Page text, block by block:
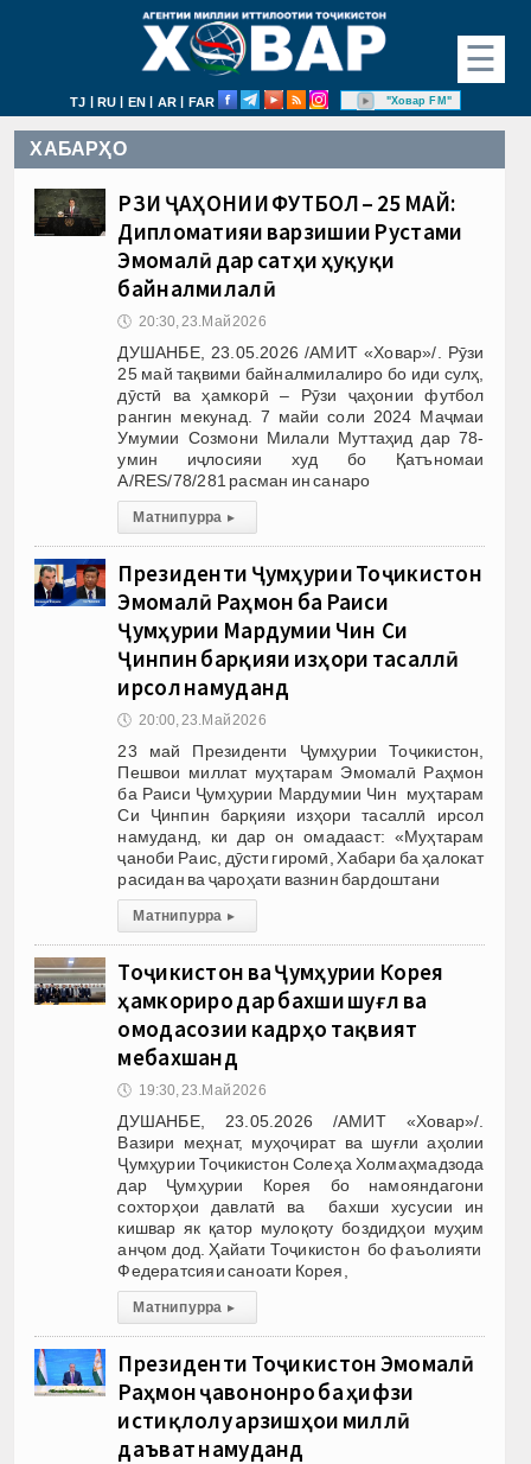
☰
TJ | RU | EN | AR | FAR "Ховар FM"
ХАБАРҲО
РӮЗИ ҶАҲОНИИ ФУТБОЛ – 25 МАЙ:
Дипломатияи варзишии Рустами
Эмомалӣ дар сатҳи ҳуқуқи
байналмилалӣ
🕔 20:30, 23.Май 2026
ДУШАНБЕ, 23.05.2026 /АМИТ «Ховар»/. Рӯзи
25 май тақвими байналмилалиро бо иди сулҳ,
дӯстӣ ва ҳамкорӣ – Рӯзи ҷаҳонии футбол
рангин мекунад. 7 майи соли 2024 Маҷмаи
Умумии Созмони Милали Муттаҳид дар 78-
умин иҷлосияи худ бо Қатъномаи
A/RES/78/281 расман ин санаро
Матни пурра ▸
Президенти Ҷумҳурии Тоҷикистон
Эмомалӣ Раҳмон ба Раиси
Ҷумҳурии Мардумии Чин Си
Ҷинпин барқияи изҳори тасаллӣ
ирсол намуданд
🕔 20:00, 23.Май 2026
23 май Президенти Ҷумҳурии Тоҷикистон,
Пешвои миллат муҳтарам Эмомалӣ Раҳмон
ба Раиси Ҷумҳурии Мардумии Чин муҳтарам
Си Ҷинпин барқияи изҳори тасаллӣ ирсол
намуданд, ки дар он омадааст: «Муҳтарам
ҷаноби Раис, дӯсти гиромӣ, Хабари ба ҳалокат
расидан ва ҷароҳати вазнин бардоштани
Матни пурра ▸
Тоҷикистон ва Ҷумҳурии Корея
ҳамкориро дар бахши шуғл ва
омодасозии кадрҳо тақвият
мебахшанд
🕔 19:30, 23.Май 2026
ДУШАНБЕ, 23.05.2026 /АМИТ «Ховар»/.
Вазири меҳнат, муҳоҷират ва шуғли аҳолии
Ҷумҳурии Тоҷикистон Солеҳа Холмаҳмадзода
дар Ҷумҳурии Корея бо намояндагони
сохторҳои давлатӣ ва бахши хусусии ин
кишвар як қатор мулоқоту боздидҳои муҳим
анҷом дод. Ҳайати Тоҷикистон бо фаъолияти
Федератсияи саноати Корея,
Матни пурра ▸
Президенти Тоҷикистон Эмомалӣ
Раҳмон ҷавононро ба ҳифзи
истиқлолу арзишҳои миллӣ
даъват намуданд